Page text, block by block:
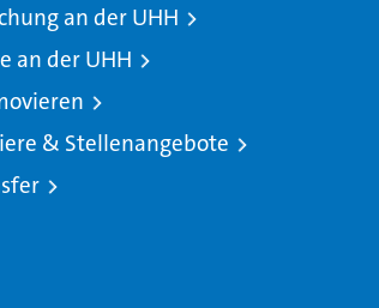
an der UHH
an der UHH
& Stellenangebote